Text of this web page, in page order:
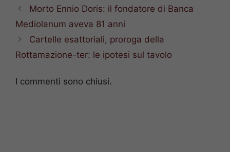
Morto Ennio Doris: il fondatore di Banca
Mediolanum aveva 81 anni
Cartelle esattoriali, proroga della
Rottamazione-ter: le ipotesi sul tavolo
I commenti sono chiusi.